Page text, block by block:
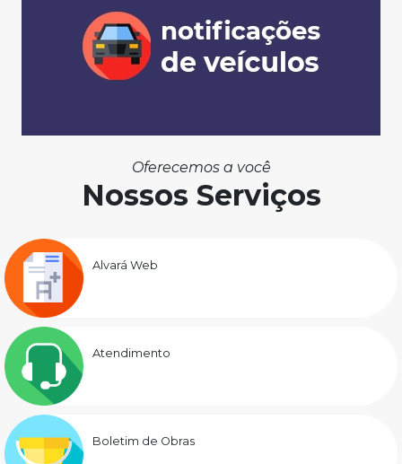
Oferecemos a você
Nossos Serviços
Alvará Web
Atendimento
Boletim de Obras